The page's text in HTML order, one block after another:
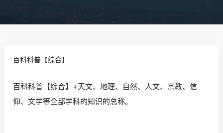
百科科普【综合】
百科科普【综合】+天文、地理、自然、人文、宗教、信
仰、文学等全部学科的知识的总称。